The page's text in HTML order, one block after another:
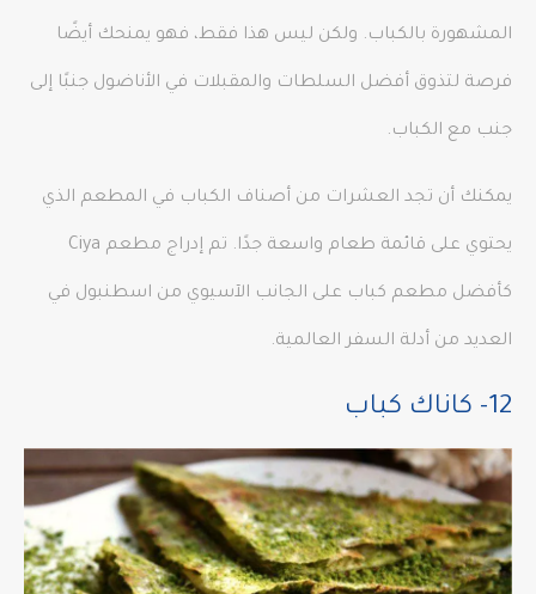
المشهورة بالكباب. ولكن ليس هذا فقط، فهو يمنحك أيضًا
فرصة لتذوق أفضل السلطات والمقبلات في الأناضول جنبًا إلى
جنب مع الكباب.
يمكنك أن تجد العشرات من أصناف الكباب في المطعم الذي
يحتوي على قائمة طعام واسعة جدًا. تم إدراج مطعم Ciya
كأفضل مطعم كباب على الجانب الآسيوي من اسطنبول في
العديد من أدلة السفر العالمية.
12- كاناك كباب